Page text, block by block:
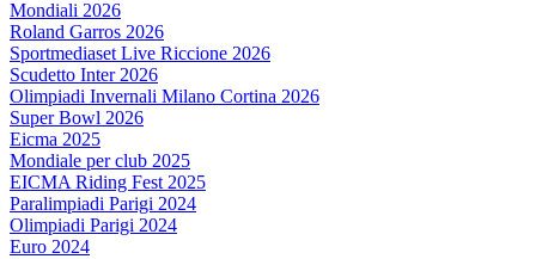
Mondiali 2026
Roland Garros 2026
Sportmediaset Live Riccione 2026
Scudetto Inter 2026
Olimpiadi Invernali Milano Cortina 2026
Super Bowl 2026
Eicma 2025
Mondiale per club 2025
EICMA Riding Fest 2025
Paralimpiadi Parigi 2024
Olimpiadi Parigi 2024
Euro 2024